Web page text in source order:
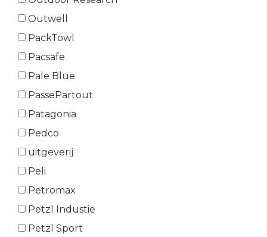
Outwell
PackTowl
Pacsafe
Pale Blue
PassePartout
Patagonia
Pedco
uitgeverij
Peli
Petromax
Petzl Industie
Petzl Sport